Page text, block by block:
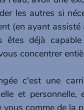
les autres si
(en ayant
êtes déjà
concentrer
c'est une
et
comme de la